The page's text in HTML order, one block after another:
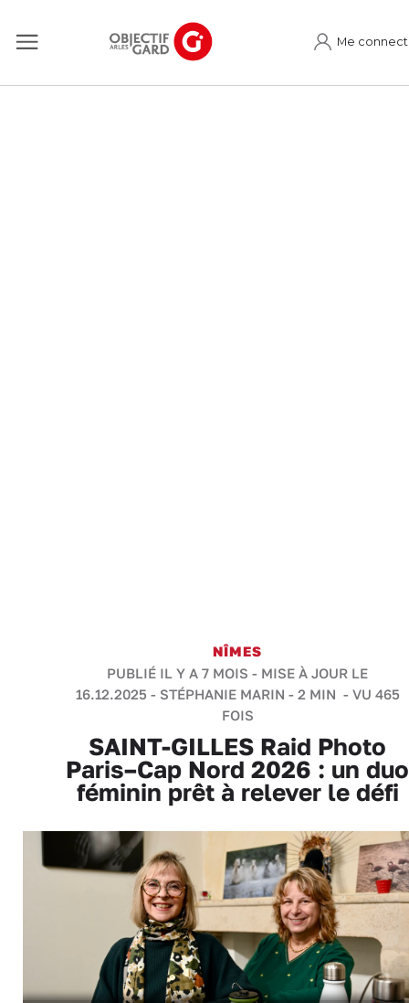
Me
NÎMES
PUBLIÉ IL Y A 7 MOIS - MISE À JOUR LE
16.12.2025 - STÉPHANIE MARIN - 2 MIN - VU 465
FOIS
SAINT-GILLES Raid Photo
Paris–Cap Nord 2026 : un duo
féminin prêt à relever le défi